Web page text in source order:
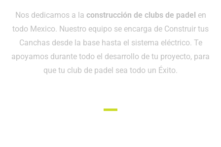
Nos dedicamos a la construcción de clubs de padel en
todo Mexico. Nuestro equipo se encarga de Construir tus
Canchas desde la base hasta el sistema eléctrico. Te
apoyamos durante todo el desarrollo de tu proyecto, para
que tu club de padel sea todo un Éxito.